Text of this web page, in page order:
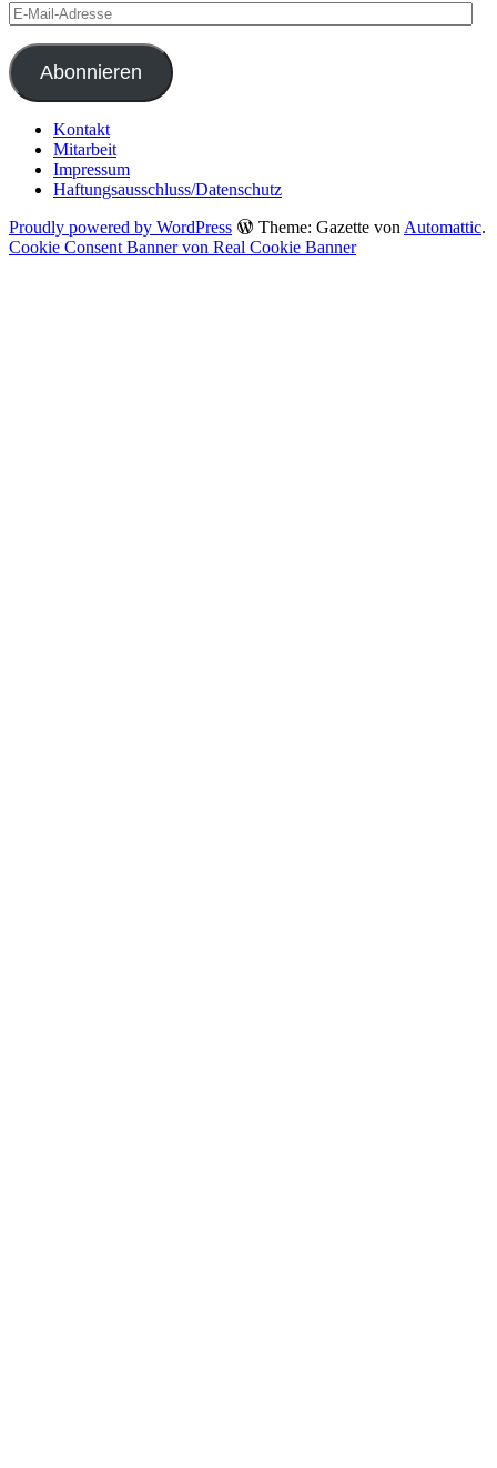
E-
Mail-
Adresse
Abonnieren
Kontakt
Mitarbeit
Impressum
Haftungsausschluss/Datenschutz
Proudly powered by WordPress
Theme: Gazette von Automattic.
Cookie Consent Banner von Real Cookie Banner